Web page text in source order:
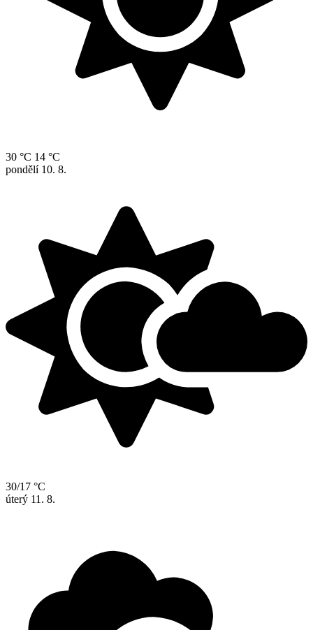
30 °C 14 °C
pondělí 10. 8.
30/17 °C
úterý 11. 8.